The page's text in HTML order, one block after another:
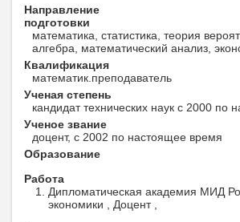
Направление
подготовки
математика, статистика, теория
алгебра, математический анализ,
Квалификация
математик.преподаватель
Ученая степень
кандидат технических наук с 2000 по
Ученое звание
доцент, с 2002 по настоящее время
Образование
Работа
Дипломатическая академия МИД
экономики , Доцент ,